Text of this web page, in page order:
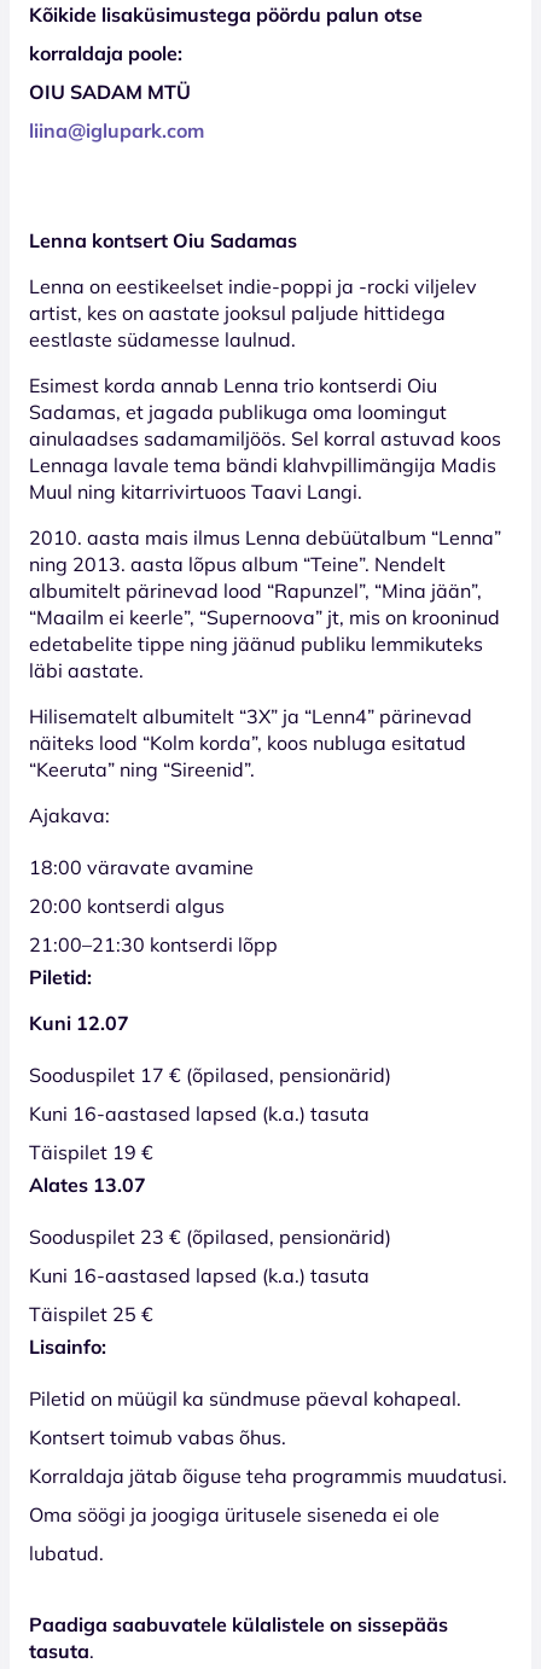
Kõikide lisaküsimustega pöördu palun otse
korraldaja poole:
OIU SADAM MTÜ
liina@iglupark.com
Lenna kontsert Oiu Sadamas
Lenna on eestikeelset indie-poppi ja -rocki viljelev
artist, kes on aastate jooksul paljude hittidega
eestlaste südamesse laulnud.
Esimest korda annab Lenna trio kontserdi Oiu
Sadamas, et jagada publikuga oma loomingut
ainulaadses sadamamiljöös. Sel korral astuvad koos
Lennaga lavale tema bändi klahvpillimängija Madis
Muul ning kitarrivirtuoos Taavi Langi.
2010. aasta mais ilmus Lenna debüütalbum “Lenna”
ning 2013. aasta lõpus album “Teine”. Nendelt
albumitelt pärinevad lood “Rapunzel”, “Mina jään”,
“Maailm ei keerle”, “Supernoova” jt, mis on krooninud
edetabelite tippe ning jäänud publiku lemmikuteks
läbi aastate.
Hilisematelt albumitelt “3X” ja “Lenn4” pärinevad
näiteks lood “Kolm korda”, koos nubluga esitatud
“Keeruta” ning “Sireenid”.
Ajakava:
18:00 väravate avamine
20:00 kontserdi algus
21:00–21:30 kontserdi lõpp
Piletid:
Kuni 12.07
Sooduspilet 17 € (õpilased, pensionärid)
Kuni 16-aastased lapsed (k.a.) tasuta
Täispilet 19 €
Alates 13.07
Sooduspilet 23 € (õpilased, pensionärid)
Kuni 16-aastased lapsed (k.a.) tasuta
Täispilet 25 €
Lisainfo:
Piletid on müügil ka sündmuse päeval kohapeal.
Kontsert toimub vabas õhus.
Korraldaja jätab õiguse teha programmis muudatusi.
Oma söögi ja joogiga üritusele siseneda ei ole
lubatud.
Paadiga saabuvatele külalistele on sissepääs
tasuta.